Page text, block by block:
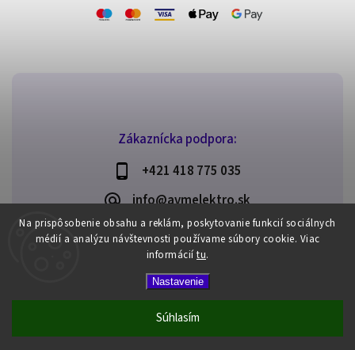
Na prispôsobenie obsahu a reklám, poskytovanie funkcií sociálnych
médií a analýzu návštevnosti používame súbory cookie. Viac
informácií tu.
Nastavenie
Súhlasím
Zákaznícka podpora:
+421 418 775 035
info@avmelektro.sk
AVM elektro. Všetky práva vyhradené.
Upraviť nastavenie cookies
Shoptet| Design